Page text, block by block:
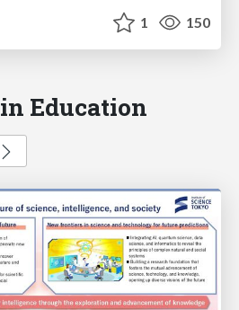
1 150
Education